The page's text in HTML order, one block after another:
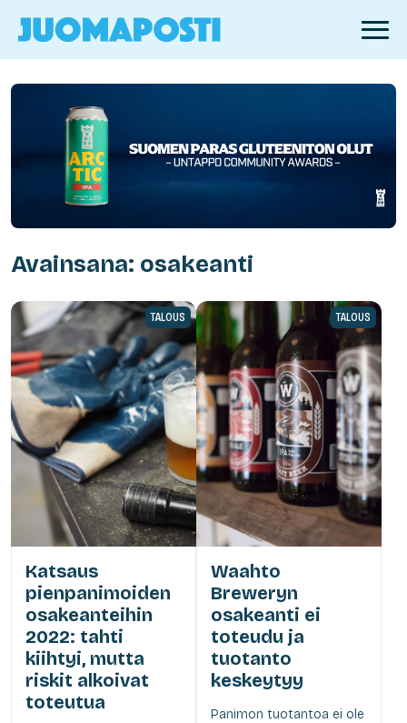
Avainsana: osakeanti
TALOUS
Katsaus
pienpanimoiden
osakeanteihin
2022: tahti
kiihtyi, mutta
riskit alkoivat
toteutua
TALOUS
Waahto
Breweryn
osakeanti ei
toteudu ja
tuotanto
keskeytyy
Panimon tuotantoa ei ole